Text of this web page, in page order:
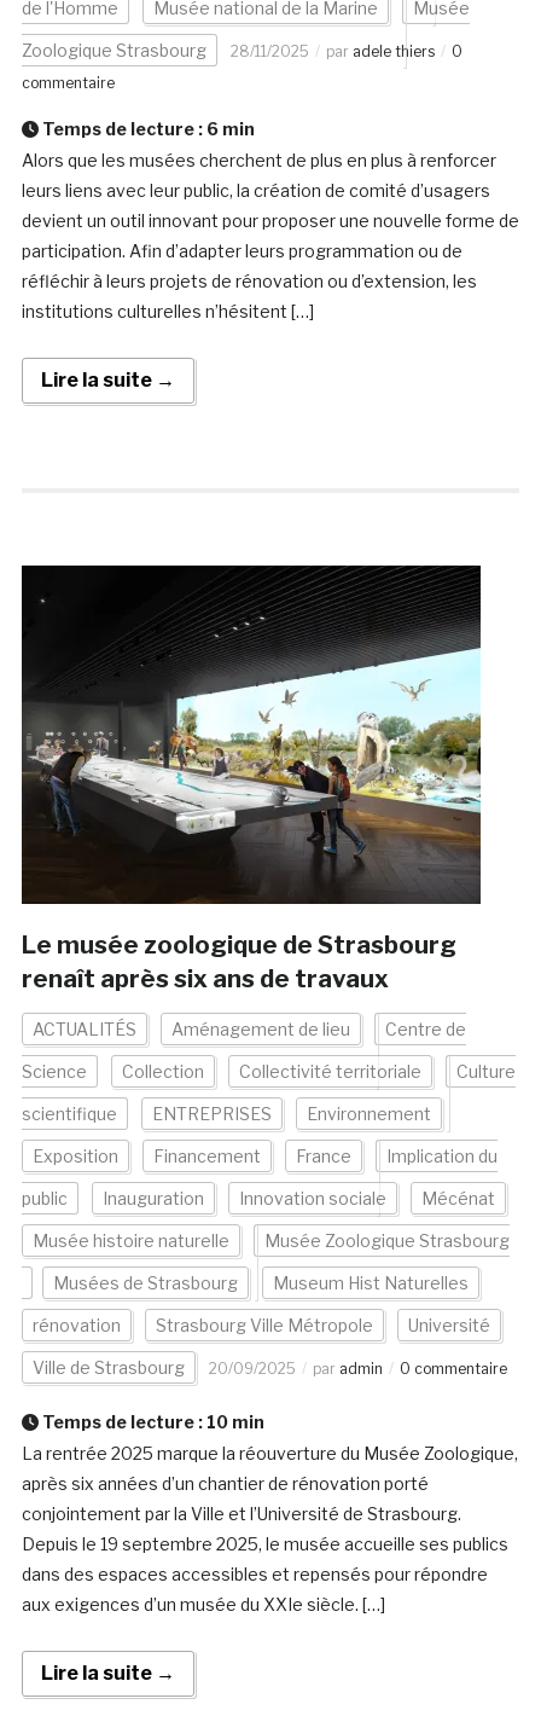
de l'Homme Musée national de la Marine Musée
Zoologique Strasbourg 28/11/2025 par adele thiers
0
commentaire
Temps de lecture : 6 min
Alors que les musées cherchent de plus en plus à renforcer
leurs liens avec leur public, la création de comité d’usagers
devient un outil innovant pour proposer une nouvelle forme de
participation. Afin d’adapter leurs programmation ou de
réfléchir à leurs projets de rénovation ou d’extension, les
institutions culturelles n’hésitent […]
Lire la suite →
Le musée zoologique de Strasbourg
renaît après six ans de travaux
ACTUALITÉS Aménagement de lieu Centre de
Science Collection Collectivité territoriale Culture
scientifique ENTREPRISES Environnement
Exposition Financement France Implication du
public Inauguration Innovation sociale Mécénat
Musée histoire naturelle Musée Zoologique Strasbourg
Musées de Strasbourg Museum Hist Naturelles
rénovation Strasbourg Ville Métropole Université
Ville de Strasbourg 20/09/2025 par admin 0 commentaire
Temps de lecture : 10 min
La rentrée 2025 marque la réouverture du Musée Zoologique,
après six années d’un chantier de rénovation porté
conjointement par la Ville et l’Université de Strasbourg.
Depuis le 19 septembre 2025, le musée accueille ses publics
dans des espaces accessibles et repensés pour répondre
aux exigences d’un musée du XXIe siècle. […]
Lire la suite →